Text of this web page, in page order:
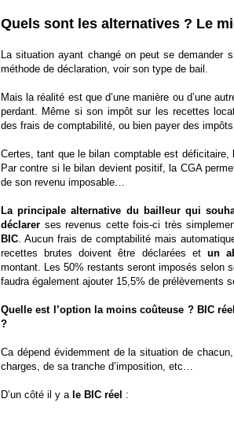
Quels sont les alternatives ? Le
La situation ayant changé on peut se demander
méthode de déclaration, voir son type de bail.
Mais la réalité est que d’une manière ou d’une
perdant. Même si son impôt sur les recettes
des frais de comptabilité, ou bien payer des
Certes, tant que le bilan comptable est déficitaire,
Par contre si le bilan devient positif, la CGA
de son revenu imposable…
La principale alternative du bailleur qui
déclarer ses revenus cette fois-ci très
BIC. Aucun frais de comptabilité mais
recettes brutes doivent être déclarées et un
montant. Les 50% restants seront imposés selon
faudra également ajouter 15,5% de prélèvements
Quelle est l’option la moins coûteuse ? BIC
?
Ca dépend évidemment de la situation de
charges, de sa tranche d’imposition, etc…
D’un côté il y a le BIC réel :